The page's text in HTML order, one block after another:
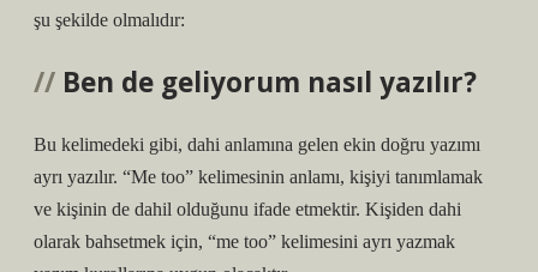
şu şekilde olmalıdır:
Ben de geliyorum nasıl yazılır?
Bu kelimedeki gibi, dahi anlamına gelen ekin doğru yazımı
ayrı yazılır. “Me too” kelimesinin anlamı, kişiyi tanımlamak
ve kişinin de dahil olduğunu ifade etmektir. Kişiden dahi
olarak bahsetmek için, “me too” kelimesini ayrı yazmak